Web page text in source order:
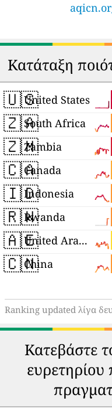
Κατάταξη
🇺🇸United States
🇿🇦South Africa
🇿🇲Zambia
🇨🇦Canada
🇮🇩Indonesia
🇷🇼Rwanda
🇦🇪 United Arab Emirates
🇨🇳China
Ranking updated λίγα
Κατεβάστε
ευρετηρίου